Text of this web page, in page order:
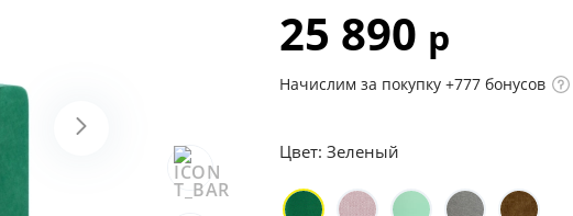
25 890 р
Начислим за покупку +777 бонусов
Цвет: Зеленый